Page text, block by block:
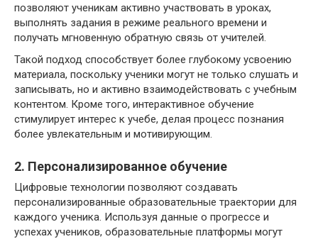
позволяют ученикам активно участвовать в уроках,
выполнять задания в режиме реального времени и
получать мгновенную обратную связь от учителей.
Такой подход способствует более глубокому усвоению
материала, поскольку ученики могут не только слушать и
записывать, но и активно взаимодействовать с учебным
контентом. Кроме того, интерактивное обучение
стимулирует интерес к учебе, делая процесс познания
более увлекательным и мотивирующим.
2. Персонализированное обучение
Цифровые технологии позволяют создавать
персонализированные образовательные траектории для
каждого ученика. Используя данные о прогрессе и
успехах учеников, образовательные платформы могут